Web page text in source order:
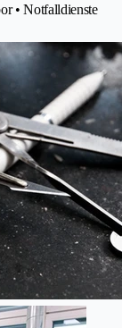
• Notfalldienste